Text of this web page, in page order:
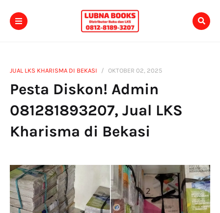
JUAL LKS KHARISMA DI BEKASI OKTOBER 02, 2025
Pesta Diskon! Admin
081281893207, Jual LKS
Kharisma di Bekasi